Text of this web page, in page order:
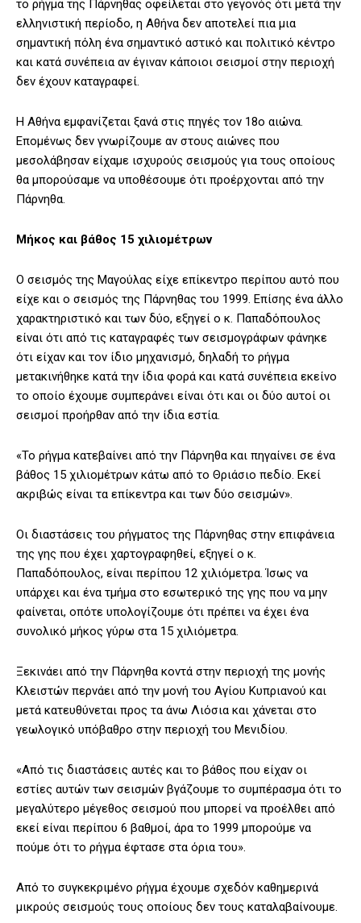
το ρήγμα της Πάρνηθας οφείλεται στο γεγονός ότι μετά την
ελληνιστική περίοδο, η Αθήνα δεν αποτελεί πια μια
σημαντική πόλη ένα σημαντικό αστικό και πολιτικό κέντρο
και κατά συνέπεια αν έγιναν κάποιοι σεισμοί στην περιοχή
δεν έχουν καταγραφεί.
Η Αθήνα εμφανίζεται ξανά στις πηγές τον 18ο αιώνα.
Επομένως δεν γνωρίζουμε αν στους αιώνες που
μεσολάβησαν είχαμε ισχυρούς σεισμούς για τους οποίους
θα μπορούσαμε να υποθέσουμε ότι προέρχονται από την
Πάρνηθα.
Μήκος και βάθος 15 χιλιομέτρων
Ο σεισμός της Μαγούλας είχε επίκεντρο περίπου αυτό που
είχε και ο σεισμός της Πάρνηθας του 1999. Επίσης ένα άλλο
χαρακτηριστικό και των δύο, εξηγεί ο κ. Παπαδόπουλος
είναι ότι από τις καταγραφές των σεισμογράφων φάνηκε
ότι είχαν και τον ίδιο μηχανισμό, δηλαδή το ρήγμα
μετακινήθηκε κατά την ίδια φορά και κατά συνέπεια εκείνο
το οποίο έχουμε συμπεράνει είναι ότι και οι δύο αυτοί οι
σεισμοί προήρθαν από την ίδια εστία.
«Το ρήγμα κατεβαίνει από την Πάρνηθα και πηγαίνει σε ένα
βάθος 15 χιλιομέτρων κάτω από το Θριάσιο πεδίο. Εκεί
ακριβώς είναι τα επίκεντρα και των δύο σεισμών».
Οι διαστάσεις του ρήγματος της Πάρνηθας στην επιφάνεια
της γης που έχει χαρτογραφηθεί, εξηγεί ο κ.
Παπαδόπουλος, είναι περίπου 12 χιλιόμετρα. Ίσως να
υπάρχει και ένα τμήμα στο εσωτερικό της γης που να μην
φαίνεται, οπότε υπολογίζουμε ότι πρέπει να έχει ένα
συνολικό μήκος γύρω στα 15 χιλιόμετρα.
Ξεκινάει από την Πάρνηθα κοντά στην περιοχή της μονής
Κλειστών περνάει από την μονή του Αγίου Κυπριανού και
μετά κατευθύνεται προς τα άνω Λιόσια και χάνεται στο
γεωλογικό υπόβαθρο στην περιοχή του Μενιδίου.
«Από τις διαστάσεις αυτές και το βάθος που είχαν οι
εστίες αυτών των σεισμών βγάζουμε το συμπέρασμα ότι το
μεγαλύτερο μέγεθος σεισμού που μπορεί να προέλθει από
εκεί είναι περίπου 6 βαθμοί, άρα το 1999 μπορούμε να
πούμε ότι το ρήγμα έφτασε στα όρια του».
Από το συγκεκριμένο ρήγμα έχουμε σχεδόν καθημερινά
μικρούς σεισμούς τους οποίους δεν τους καταλαβαίνουμε.